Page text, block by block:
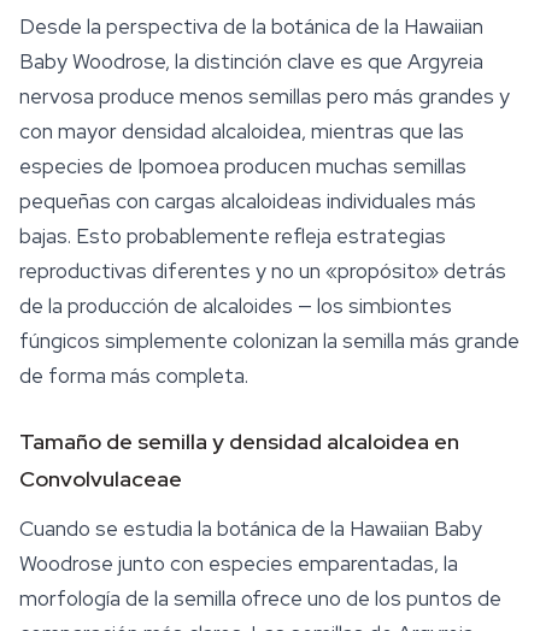
Desde la perspectiva de la botánica de la Hawaiian
Baby Woodrose, la distinción clave es que Argyreia
nervosa produce menos semillas pero más grandes y
con mayor densidad alcaloidea, mientras que las
especies de Ipomoea producen muchas semillas
pequeñas con cargas alcaloideas individuales más
bajas. Esto probablemente refleja estrategias
reproductivas diferentes y no un «propósito» detrás
de la producción de alcaloides — los simbiontes
fúngicos simplemente colonizan la semilla más grande
de forma más completa.
Tamaño de semilla y densidad alcaloidea en
Convolvulaceae
Cuando se estudia la botánica de la Hawaiian Baby
Woodrose junto con especies emparentadas, la
morfología de la semilla ofrece uno de los puntos de